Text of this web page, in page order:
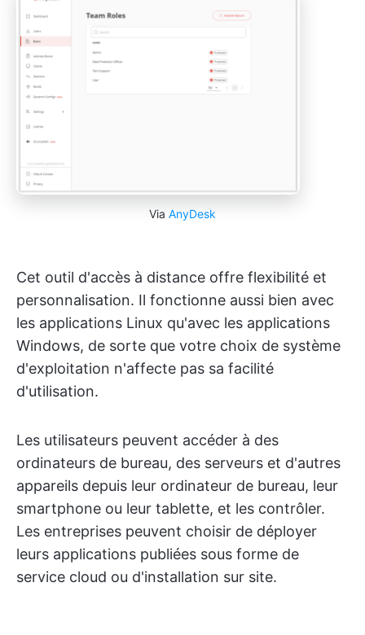
Via AnyDesk
Cet outil d'accès à distance offre flexibilité et
personnalisation. Il fonctionne aussi bien avec
les applications Linux qu'avec les applications
Windows, de sorte que votre choix de système
d'exploitation n'affecte pas sa facilité
d'utilisation.
Les utilisateurs peuvent accéder à des
ordinateurs de bureau, des serveurs et d'autres
appareils depuis leur ordinateur de bureau, leur
smartphone ou leur tablette, et les contrôler.
Les entreprises peuvent choisir de déployer
leurs applications publiées sous forme de
service cloud ou d'installation sur site.